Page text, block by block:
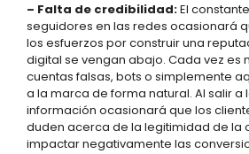
– Falta de credibilidad:El
seguidores en las redes ocasionará
los esfuerzos por construir una
digital se vengan abajo. Cada vez es
cuentas falsas, bots o simplemente
a la marca de forma natural. Al salir a
información ocasionará que los
duden acerca de la legitimidad de la
impactar negativamente las